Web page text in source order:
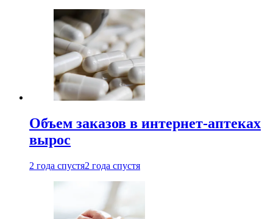
Объем заказов в интернет-аптеках
вырос
2 года спустя2 года спустя